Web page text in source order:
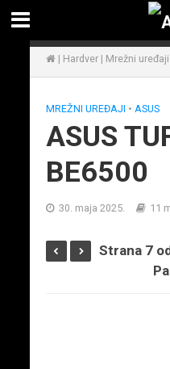
| Hardver| Mrežni uređaji
MREŽNI UREĐAJI • ASUS
ASUS
BE6500
30. maja 2025. 11
Strana 7